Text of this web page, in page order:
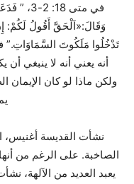
في متى
وَقَالَ:«اَلْحَقَّ أَقُولُ لَكُمْ:
تَدْخُلُوا مَلَكُوتَ السَّمَاوَاتِ.”
أنه يعني أنه لا ينبغي
ولكن ماذا لو كان الإيمان
الصاخبة. على الرغم من
يعبد العديد من الآلهة،